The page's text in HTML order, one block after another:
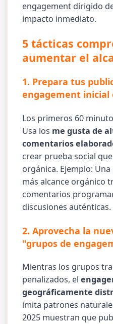
engagement dirigido
impacto inmediato.
5 tácticas
aumentar el
1. Prepara tus
engagement inicial
Los primeros 60
Usa los me gusta de
comentarios
crear prueba social
orgánica. Ejemplo:
más alcance orgánico
comentarios
discusiones auténticas.
2. Aprovecha la
"grupos de
Mientras los grupos
penalizados, el
geográficamente
imita patrones
2025 muestran que